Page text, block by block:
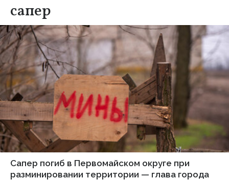
сапер
Сапер погиб в Первомайском округе при
разминировании территории — глава города